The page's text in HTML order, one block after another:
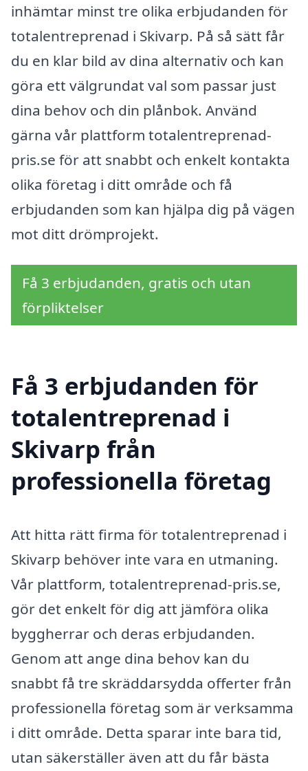
inhämtar minst tre olika erbjudanden för
totalentreprenad i Skivarp. På så sätt får
du en klar bild av dina alternativ och kan
göra ett välgrundat val som passar just
dina behov och din plånbok. Använd
gärna vår plattform totalentreprenad-
pris.se för att snabbt och enkelt kontakta
olika företag i ditt område och få
erbjudanden som kan hjälpa dig på vägen
mot ditt drömprojekt.
Få 3 erbjudanden, gratis och utan
förpliktelser
Få 3 erbjudanden för
totalentreprenad i
Skivarp från
professionella företag
Att hitta rätt firma för totalentreprenad i
Skivarp behöver inte vara en utmaning.
Vår plattform, totalentreprenad-pris.se,
gör det enkelt för dig att jämföra olika
byggherrar och deras erbjudanden.
Genom att ange dina behov kan du
snabbt få tre skräddarsydda offerter från
professionella företag som är verksamma
i ditt område. Detta sparar inte bara tid,
utan säkerställer även att du får bästa